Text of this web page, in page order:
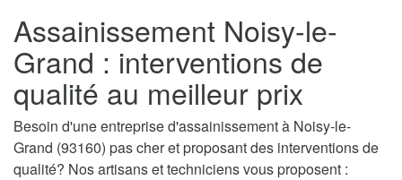
Assainissement Noisy-le-
Grand : interventions de
qualité au meilleur prix
Besoin d'une entreprise d'assainissement à Noisy-le-
Grand (93160) pas cher et proposant des interventions de
qualité? Nos artisans et techniciens vous proposent :